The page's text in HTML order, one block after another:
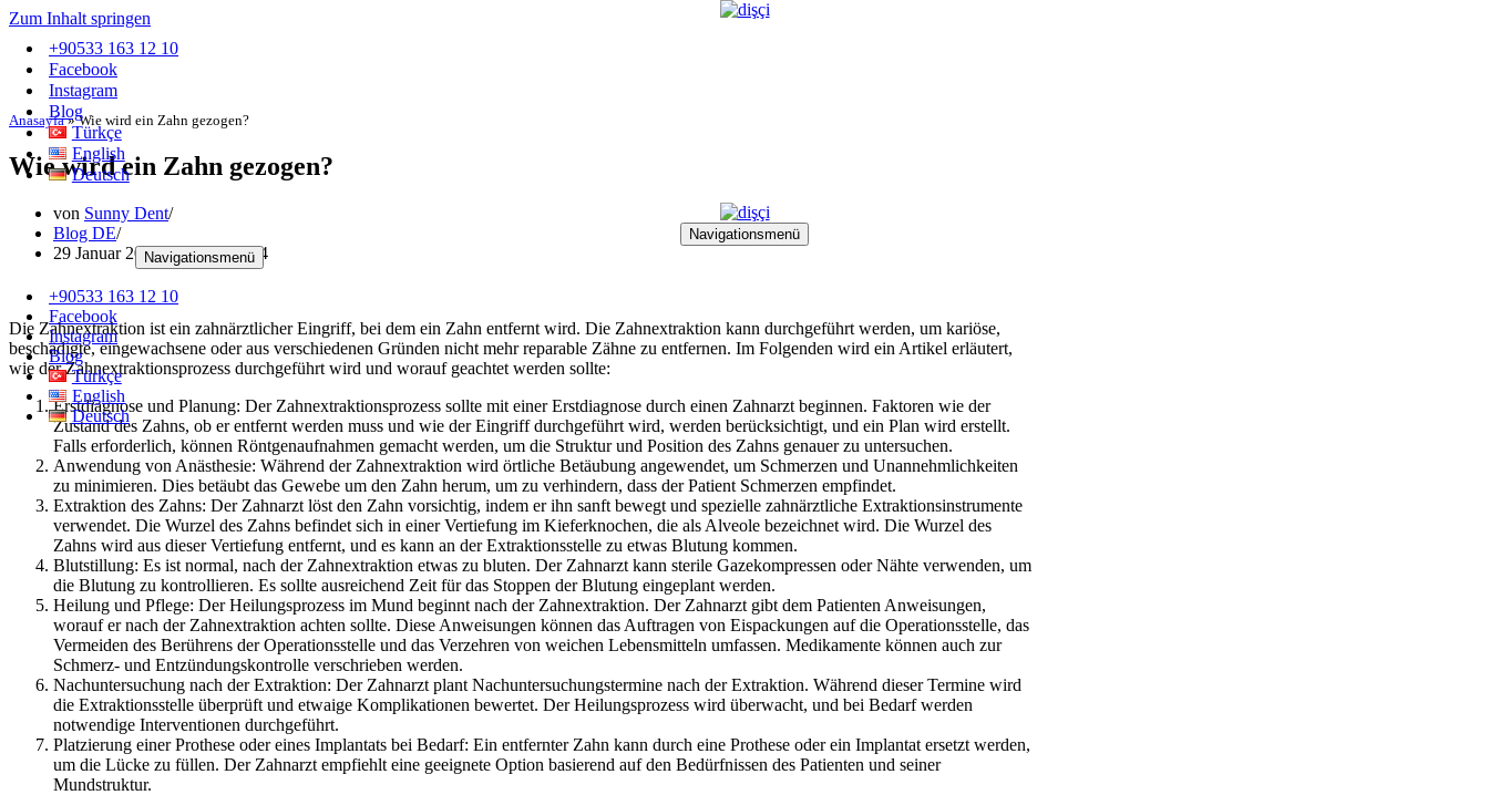
Zum Inhalt springen
+90533 163 12 10
Facebook
Instagram
Blog
Türkçe
English
Deutsch
Navigationsmenü
Navigationsmenü
+90533 163 12 10
Facebook
Instagram
Blog
Türkçe
English
Deutsch
Anasayfa»Wie wird ein Zahn gezogen?
Wie wird ein Zahn gezogen?
von Sunny Dent
Blog DE
29 Januar 202419 Januar 2024
Die Zahnextraktion ist ein zahnärztlicher Eingriff, bei dem ein Zahn entfernt wird. Die Zahnextraktion kann durchgeführt werden, um kariöse,
beschädigte, eingewachsene oder aus verschiedenen Gründen nicht mehr reparable Zähne zu entfernen. Im Folgenden wird ein Artikel erläutert,
wie der Zahnextraktionsprozess durchgeführt wird und worauf geachtet werden sollte:
Erstdiagnose und Planung: Der Zahnextraktionsprozess sollte mit einer Erstdiagnose durch einen Zahnarzt beginnen. Faktoren wie der
Zustand des Zahns, ob er entfernt werden muss und wie der Eingriff durchgeführt wird, werden berücksichtigt, und ein Plan wird erstellt.
Falls erforderlich, können Röntgenaufnahmen gemacht werden, um die Struktur und Position des Zahns genauer zu untersuchen.
Anwendung von Anästhesie: Während der Zahnextraktion wird örtliche Betäubung angewendet, um Schmerzen und Unannehmlichkeiten
zu minimieren. Dies betäubt das Gewebe um den Zahn herum, um zu verhindern, dass der Patient Schmerzen empfindet.
Extraktion des Zahns: Der Zahnarzt löst den Zahn vorsichtig, indem er ihn sanft bewegt und spezielle zahnärztliche Extraktionsinstrumente
verwendet. Die Wurzel des Zahns befindet sich in einer Vertiefung im Kieferknochen, die als Alveole bezeichnet wird. Die Wurzel des
Zahns wird aus dieser Vertiefung entfernt, und es kann an der Extraktionsstelle zu etwas Blutung kommen.
Blutstillung: Es ist normal, nach der Zahnextraktion etwas zu bluten. Der Zahnarzt kann sterile Gazekompressen oder Nähte verwenden, um
die Blutung zu kontrollieren. Es sollte ausreichend Zeit für das Stoppen der Blutung eingeplant werden.
Heilung und Pflege: Der Heilungsprozess im Mund beginnt nach der Zahnextraktion. Der Zahnarzt gibt dem Patienten Anweisungen,
worauf er nach der Zahnextraktion achten sollte. Diese Anweisungen können das Auftragen von Eispackungen auf die Operationsstelle, das
Vermeiden des Berührens der Operationsstelle und das Verzehren von weichen Lebensmitteln umfassen. Medikamente können auch zur
Schmerz- und Entzündungskontrolle verschrieben werden.
Nachuntersuchung nach der Extraktion: Der Zahnarzt plant Nachuntersuchungstermine nach der Extraktion. Während dieser Termine wird
die Extraktionsstelle überprüft und etwaige Komplikationen bewertet. Der Heilungsprozess wird überwacht, und bei Bedarf werden
notwendige Interventionen durchgeführt.
Platzierung einer Prothese oder eines Implantats bei Bedarf: Ein entfernter Zahn kann durch eine Prothese oder ein Implantat ersetzt werden,
um die Lücke zu füllen. Der Zahnarzt empfiehlt eine geeignete Option basierend auf den Bedürfnissen des Patienten und seiner
Mundstruktur.